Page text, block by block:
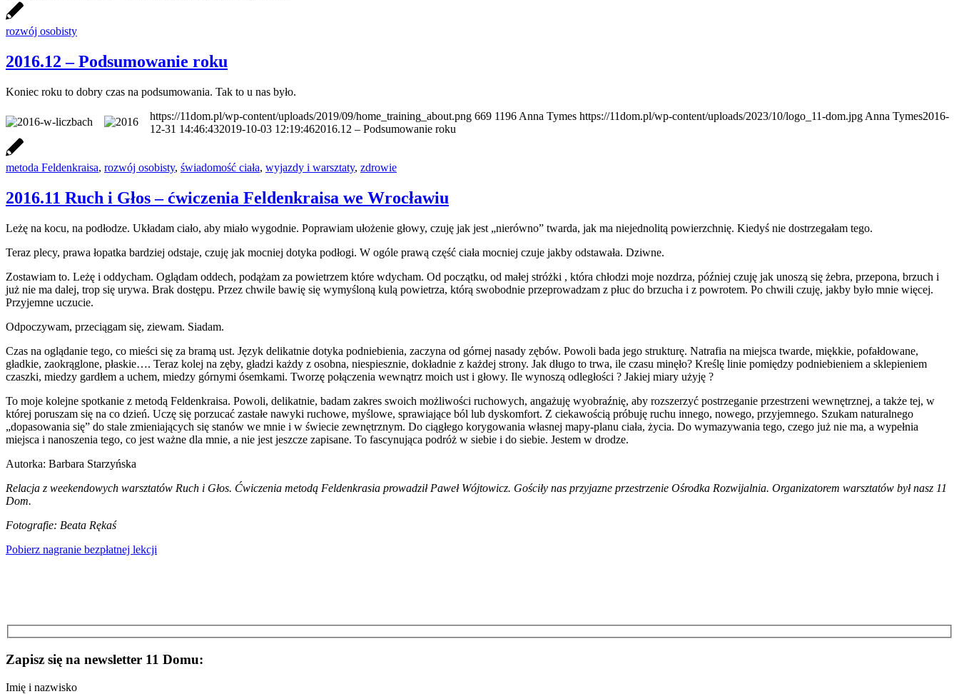
rozwój osobisty
2016.12 – Podsumowanie roku
Koniec roku to dobry czas na podsumowania. Tak to u nas było.
https://11dom.pl/wp-content/uploads/2019/09/home_training_about.png 669 1196 Anna Tymes https://11dom.pl/wp-content/uploads/2023/10/logo_11-dom.jpg Anna Tymes2016-
12-31 14:46:432019-10-03 12:19:462016.12 – Podsumowanie roku
metoda Feldenkraisa, rozwój osobisty, świadomość ciała, wyjazdy i warsztaty, zdrowie
2016.11 Ruch i Głos – ćwiczenia Feldenkraisa we Wrocławiu
Leżę na kocu, na podłodze. Układam ciało, aby miało wygodnie. Poprawiam ułożenie głowy, czuję jak jest „nierówno” twarda, jak ma niejednolitą powierzchnię. Kiedyś nie dostrzegałam tego.
Teraz plecy, prawa łopatka bardziej odstaje, czuję jak mocniej dotyka podłogi. W ogóle prawą część ciała mocniej czuje jakby odstawała. Dziwne.
Zostawiam to. Leżę i oddycham. Oglądam oddech, podążam za powietrzem które wdycham. Od początku, od małej stróżki , która chłodzi moje nozdrza, później czuję jak unoszą się żebra, przepona, brzuch i
już nie ma dalej, trop się urywa. Brak dostępu. Przez chwile bawię się wymyśloną kulą powietrza, którą swobodnie przeprowadzam z płuc do brzucha i z powrotem. Po chwili czuję, jakby było mnie więcej.
Przyjemne uczucie.
Odpoczywam, przeciągam się, ziewam. Siadam.
Czas na oglądanie tego, co mieści się za bramą ust. Język delikatnie dotyka podniebienia, zaczyna od górnej nasady zębów. Powoli bada jego strukturę. Natrafia na miejsca twarde, miękkie, pofałdowane,
gładkie, zaokrąglone, płaskie…. Teraz kolej na zęby, gładzi każdy z osobna, niespiesznie, dokładnie z każdej strony. Jak długo to trwa, ile czasu minęło? Kreślę linie pomiędzy podniebieniem a sklepieniem
czaszki, miedzy gardłem a uchem, miedzy górnymi ósemkami. Tworzę połączenia wewnątrz moich ust i głowy. Ile wynoszą odległości ? Jakiej miary użyję ?
To moje kolejne spotkanie z metodą Feldenkraisa. Powoli, delikatnie, badam zakres swoich możliwości ruchowych, angażuję wyobraźnię, aby rozszerzyć postrzeganie przestrzeni wewnętrznej, a także tej, w
której poruszam się na co dzień. Uczę się porzucać zastałe nawyki ruchowe, myślowe, sprawiające ból lub dyskomfort. Z ciekawością próbuję ruchu innego, nowego, przyjemnego. Szukam naturalnego
„dopasowania się” do stale zmieniających się stanów we mnie i w świecie zewnętrznym. Do ciągłego korygowania własnej mapy-planu ciała, życia. Do wymazywania tego, czego już nie ma, a wypełnia
miejsca i nanoszenia tego, co jest ważne dla mnie, a nie jest jeszcze zapisane. To fascynująca podróż w siebie i do siebie. Jestem w drodze.
Autorka: Barbara Starzyńska
Relacja z weekendowych warsztatów Ruch i Głos. Ćwiczenia metodą Feldenkrasia prowadził Paweł Wójtowicz. Gościły nas przyjazne przestrzenie Ośrodka Rozwijalnia. Organizatorem warsztatów był nasz 11
Dom.
Fotografie: Beata Rękaś
Pobierz nagranie bezpłatnej lekcji
Zapisz się na newsletter 11 Domu:
Imię i nazwisko